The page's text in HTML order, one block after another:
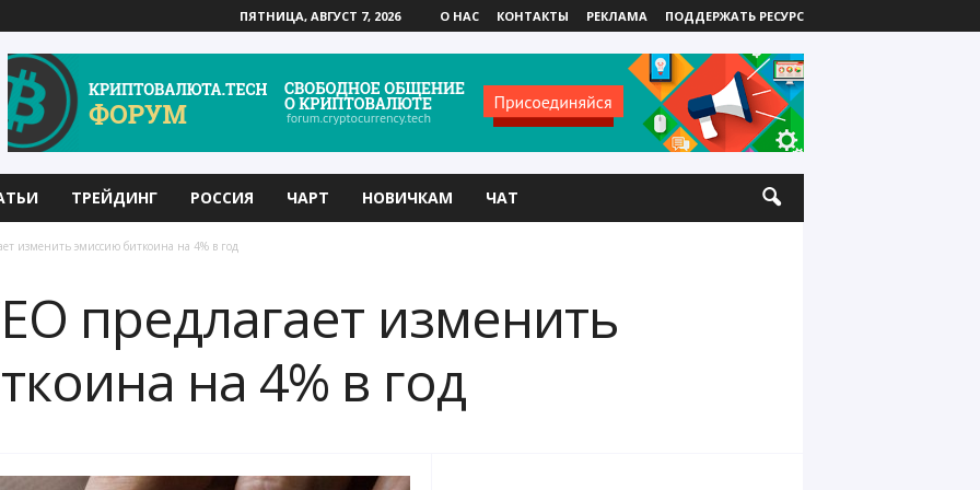
ПЯТНИЦА, АВГУСТ 7, 2026 О НАС КОНТАКТЫ РЕКЛАМА ПОДДЕРЖАТЬ РЕСУРС
ТРЕЙДИНГ РОССИЯ ЧАРТ НОВИЧКАМ ЧАТ
изменить эмиссию биткоина на 4% в год
предлагает изменить
на 4% в год